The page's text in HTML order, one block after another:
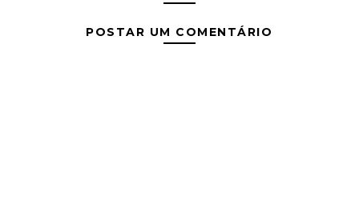
POSTAR UM COMENTÁRIO